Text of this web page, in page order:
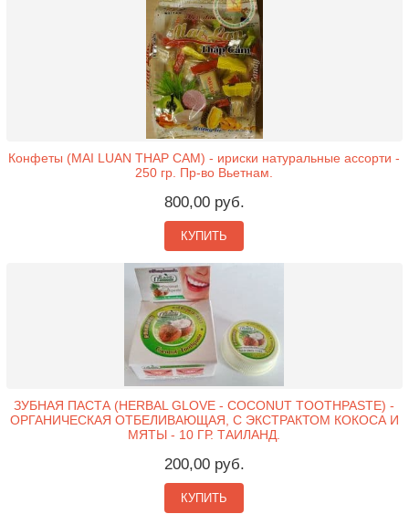
Конфеты (MAI LUAN THAP CAM) - ириски натуральные ассорти -
250 гр. Пр-во Вьетнам.
800,00 руб.
КУПИТЬ
ЗУБНАЯ ПАСТА (HERBAL GLOVE - COCONUT TOOTHPASTE) -
ОРГАНИЧЕСКАЯ ОТБЕЛИВАЮЩАЯ, С ЭКСТРАКТОМ КОКОСА И
МЯТЫ - 10 ГР. ТАИЛАНД.
200,00 руб.
КУПИТЬ